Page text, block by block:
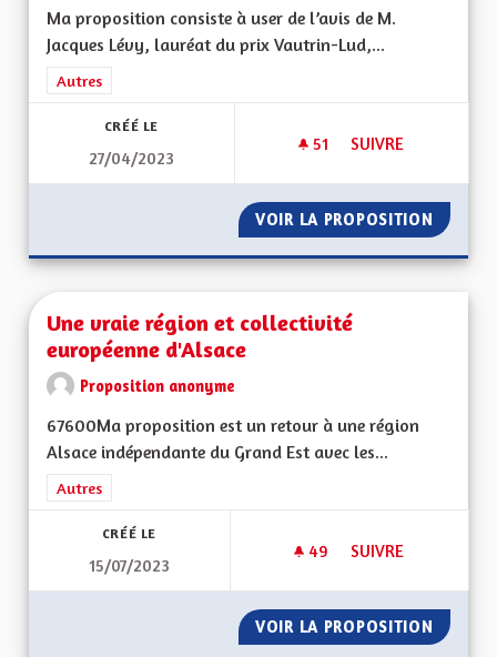
Ma proposition consiste à user de l’avis de M.
Jacques Lévy, lauréat du prix Vautrin-Lud,...
Filtrer les résultats de la catégorie : Autres
Autres
CRÉÉ LE
27/04/2023
51 51 ABONNÉS
SUIVRE
VOIR LA PROPOSITION USER
Une vraie région et collectivité
européenne d'Alsace
Proposition anonyme
67600Ma proposition est un retour à une région
Alsace indépendante du Grand Est avec les...
Filtrer les résultats de la catégorie : Autres
Autres
CRÉÉ LE
15/07/2023
49 49 ABONNÉS
SUIVRE
VOIR LA PROPOSITION UNE